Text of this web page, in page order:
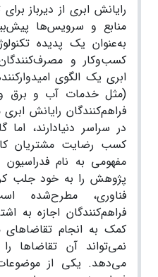
رایانش ابری از دیرباز
منابع و سرویس‌ها
به‌عنوان یک پدیده
کسب‌وکار و
ابری یک الگوی
(مثل خدمات آب و برق
فراهم‌کنندگان رایانش
در سراسر دنیادارند،
کسب رضایت مشتریان
مفهومی به نام
پژوهش را به خود جلب
فناوری، مطرح‌شده
فراهم‌کنندگان اجازه به
کمک به انجام تقاضاهای
نمی‌تواند آن تقاضاها را
می‌دهد. یکی از